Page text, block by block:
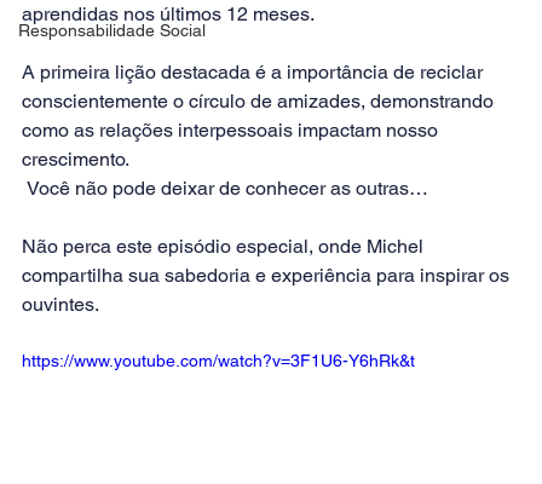
Responsabilidade Social
aprendidas nos últimos 12 meses.
A primeira lição destacada é a importância de reciclar
conscientemente o círculo de amizades, demonstrando
como as relações interpessoais impactam nosso
crescimento.
Você não pode deixar de conhecer as outras…
Não perca este episódio especial, onde Michel
compartilha sua sabedoria e experiência para inspirar os
ouvintes.
https://www.youtube.com/watch?v=3F1U6-Y6hRk&t